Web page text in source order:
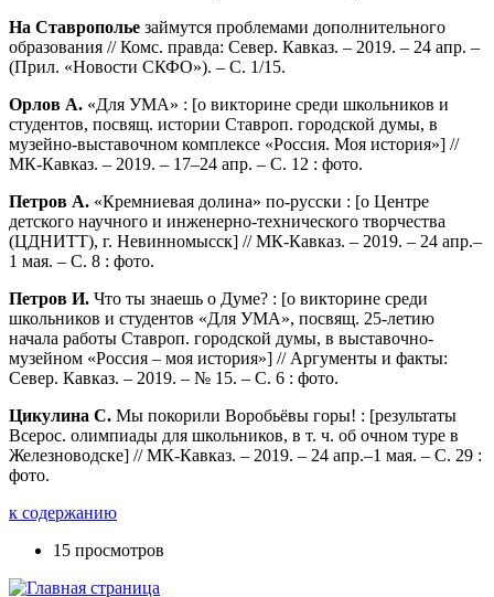
На Ставрополье займутся проблемами дополнительного
образования // Комс. правда: Север. Кавказ. – 2019. – 24 апр. –
(Прил. «Новости СКФО»). – С. 1/15.
Орлов А. «Для УМА» : [о викторине среди школьников и
студентов, посвящ. истории Ставроп. городской думы, в
музейно-выставочном комплексе «Россия. Моя история»] //
МК-Кавказ. – 2019. – 17–24 апр. – С. 12 : фото.
Петров А. «Кремниевая долина» по-русски : [о Центре
детского научного и инженерно-технического творчества
(ЦДНИТТ), г. Невинномысск] // МК-Кавказ. – 2019. – 24 апр.–
1 мая. – С. 8 : фото.
Петров И. Что ты знаешь о Думе? : [о викторине среди
школьников и студентов «Для УМА», посвящ. 25-летию
начала работы Ставроп. городской думы, в выставочно-
музейном «Россия – моя история»] // Аргументы и факты:
Север. Кавказ. – 2019. – № 15. – С. 6 : фото.
Цикулина С. Мы покорили Воробьёвы горы! : [результаты
Всерос. олимпиады для школьников, в т. ч. об очном туре в
Железноводске] // МК-Кавказ. – 2019. – 24 апр.–1 мая. – С. 29 :
фото.
к содержанию
15 просмотров